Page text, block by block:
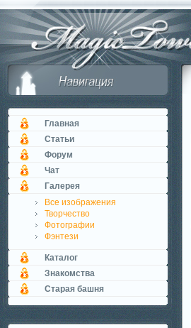
Главная
Статьи
Форум
Чат
Галерея
Все изображения
Творчество
Фотографии
Фэнтези
Каталог
Знакомства
Старая башня